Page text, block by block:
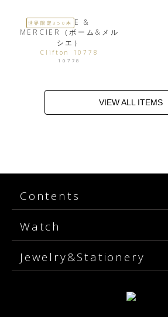
世界限定350本
BAUME &
MERCIER（ボーム&メル
シエ）
Clifton 10778
10778
VIEW ALL ITEMS
Contents
Watch
Jewelry&Stationery